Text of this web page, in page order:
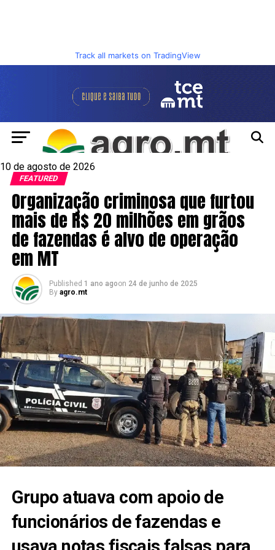
Track all markets on TradingView
10 de agosto de 2026
FEATURED
Organização criminosa que furtou
mais de R$ 20 milhões em grãos
de fazendas é alvo de operação
em MT
Published 1 ano agoon 24 de junho de 2025
By agro.mt
Grupo atuava com apoio de
funcionários de fazendas e